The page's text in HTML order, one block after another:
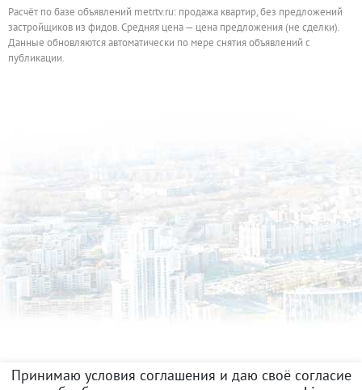
Расчёт по базе объявлений metrtv.ru: продажа квартир, без предложений
застройщиков из фидов. Средняя цена — цена предложения (не сделки).
Данные обновляются автоматически по мере снятия объявлений с
публикации.
Принимаю условия соглашения и даю своё согласие